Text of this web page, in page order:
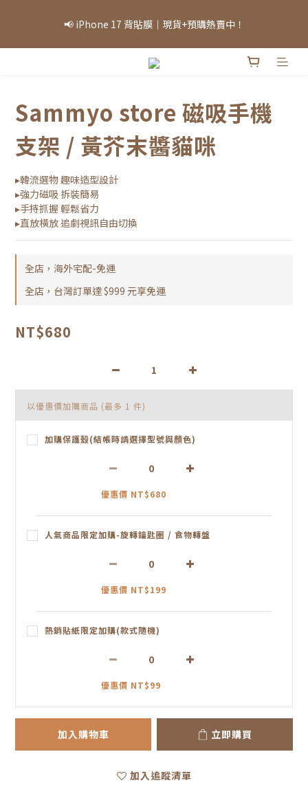
庫存為準，敬請見諒。」
📢 iPhone 17 背貼膜｜現貨+預購熱賣中！
「因部分商品熱銷，部分庫存可能需等候，實際出貨情況將依當日
Sammyo store 磁吸手機
支架 / 黃芥末醬貓咪
▸韓流選物 趣味造型設計
▸強力磁吸 拆裝簡易
▸手持抓握 輕鬆省力
▸直放橫放 追劇視訊自由切換
全店，海外宅配-免運
全店，台灣訂單達 $999 元享免運
NT$680
以優惠價加購商品 (最多 1 件)
加購保護殼(結帳時請選擇型號與顏色)
優惠價 NT$680
人氣商品限定加購-旋轉鑰匙圈 / 食物轉盤
優惠價 NT$199
熱銷貼紙限定加購(款式隨機)
優惠價 NT$99
加入購物車 立即購買
加入追蹤清單